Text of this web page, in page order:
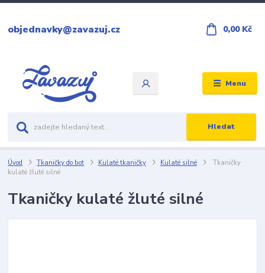
Menu
Hledat
objednavky@zavazuj.cz 0,00 Kč
Úvod Tkaničky do bot Kulaté tkaničky Kulaté silné
Tkaničky
kulaté žluté silné
Tkaničky kulaté žluté silné